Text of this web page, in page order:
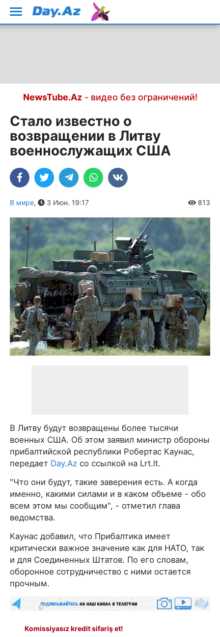
NewsTube.Az- видео без ограничений!
Стало известно о
возвращении в Литву
военнослужащих США
В мире, 3 Июн. 19:17 813
В Литву будут возвращены более тысячи
военных США. Об этом заявил министр обороны
прибалтийской республики Робертас Каунас,
передает Day.Az со ссылкой на Lrt.lt.
"Что они будут, такие заверения есть. А когда
именно, какими силами и в каком объеме - обо
всем этом мы сообщим", - отметил глава
ведомства.
Каунас добавил, что Прибалтика имеет
критически важное значение как для НАТО, так
и для Соединенных Штатов. По его словам,
оборонное сотрудничество с ними остается
прочным.
Komissiyasız kredit sifariş et!